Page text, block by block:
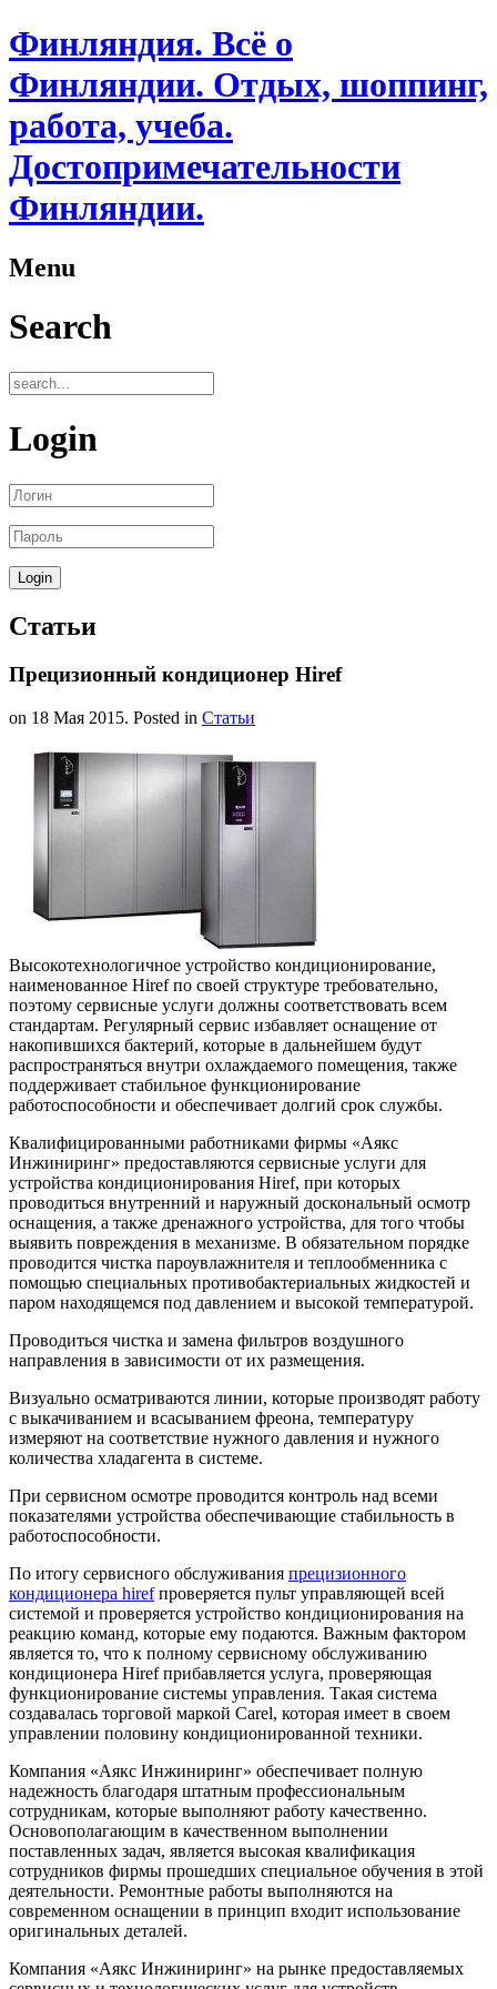
Финляндия. Всё о
Финляндии. Отдых, шоппинг,
работа, учеба.
Достопримечательности
Финляндии.
Menu
Search
Login
Статьи
Прецизионный кондиционер Hiref
on 18 Мая 2015. Posted in Статьи
Высокотехнологичное устройство кондиционирование,
наименованное Hiref по своей структуре требовательно,
поэтому сервисные услуги должны соответствовать всем
стандартам. Регулярный сервис избавляет оснащение от
накопившихся бактерий, которые в дальнейшем будут
распространяться внутри охлаждаемого помещения, также
поддерживает стабильное функционирование
работоспособности и обеспечивает долгий срок службы.
Квалифицированными работниками фирмы «Аякс
Инжиниринг» предоставляются сервисные услуги для
устройства кондиционирования Hiref, при которых
проводиться внутренний и наружный доскональный осмотр
оснащения, а также дренажного устройства, для того чтобы
выявить повреждения в механизме. В обязательном порядке
проводится чистка пароувлажнителя и теплообменника с
помощью специальных противобактериальных жидкостей и
паром находящемся под давлением и высокой температурой.
Проводиться чистка и замена фильтров воздушного
направления в зависимости от их размещения.
Визуально осматриваются линии, которые производят работу
с выкачиванием и всасыванием фреона, температуру
измеряют на соответствие нужного давления и нужного
количества хладагента в системе.
При сервисном осмотре проводится контроль над всеми
показателями устройства обеспечивающие стабильность в
работоспособности.
По итогу сервисного обслуживания прецизионного
кондиционера hirefпроверяется пульт управляющей всей
системой и проверяется устройство кондиционирования на
реакцию команд, которые ему подаются. Важным фактором
является то, что к полному сервисному обслуживанию
кондиционера Hiref прибавляется услуга, проверяющая
функционирование системы управления. Такая система
создавалась торговой маркой Carel, которая имеет в своем
управлении половину кондиционированной техники.
Компания «Аякс Инжиниринг» обеспечивает полную
надежность благодаря штатным профессиональным
сотрудникам, которые выполняют работу качественно.
Основополагающим в качественном выполнении
поставленных задач, является высокая квалификация
сотрудников фирмы прошедших специальное обучения в этой
деятельности. Ремонтные работы выполняются на
современном оснащении в принцип входит использование
оригинальных деталей.
Компания «Аякс Инжиниринг» на рынке предоставляемых